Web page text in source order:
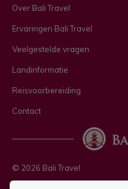
Over Bali Travel
Ervaringen Bali Travel
Veelgestelde vragen
Landinformatie
Reisvoorbereiding
Contact
© 2026 Bali Travel